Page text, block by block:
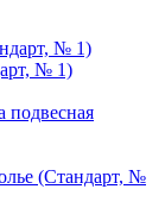
№ 1)
подвесная